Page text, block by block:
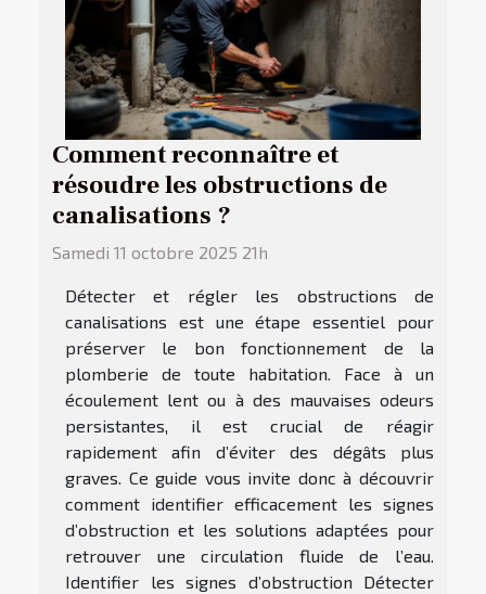
Comment reconnaître et
résoudre les obstructions de
canalisations ?
Samedi 11 octobre 2025 21h
Détecter et régler les obstructions de
canalisations est une étape essentiel pour
préserver le bon fonctionnement de la
plomberie de toute habitation. Face à un
écoulement lent ou à des mauvaises odeurs
persistantes, il est crucial de réagir
rapidement afin d’éviter des dégâts plus
graves. Ce guide vous invite donc à découvrir
comment identifier efficacement les signes
d’obstruction et les solutions adaptées pour
retrouver une circulation fluide de l’eau.
Identifier les signes d’obstruction Détecter